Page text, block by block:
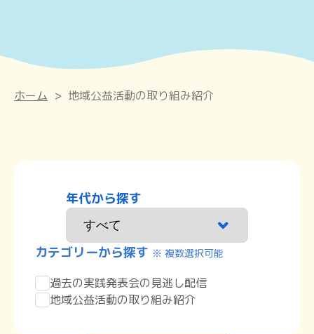
ホーム > 地域公益活動の取り組み紹介
年代から探す
カテゴリーから探す ※ 複数選択可能
過去の実践発表会の見逃し配信
地域公益活動の取り組み紹介